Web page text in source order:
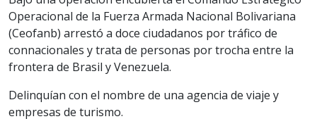
Operacional de la Fuerza Armada Nacional Bolivariana
(Ceofanb) arrestó a doce ciudadanos por tráfico de
connacionales y trata de personas por trocha entre la
frontera de Brasil y Venezuela.
Delinquían con el nombre de una agencia de viaje y
empresas de turismo.